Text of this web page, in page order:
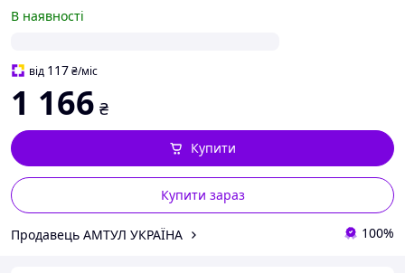
В наявності
від 117₴/міс
1 166 ₴
Купити зараз
Купити
Продавець АМТУЛ УКРАЇНА 100%